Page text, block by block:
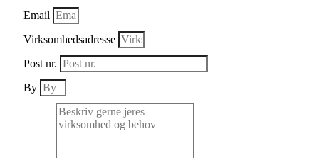
Email
Virksomhedsadresse
Post nr.
By